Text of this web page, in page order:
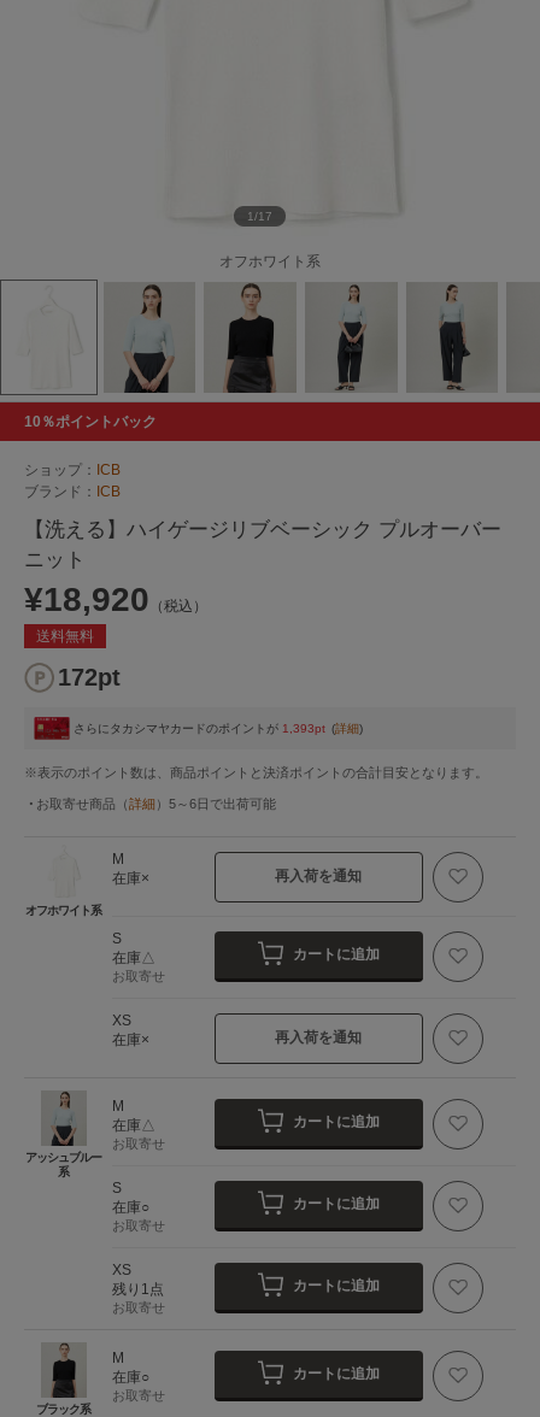
オフホワイト系
1/17
10％ポイントバック
ショップ： ICB
ブランド： ICB
【洗える】ハイゲージリブベーシック プルオーバー
ニット
¥18,920 （税込）
送料無料
172pt
さらにタカシマヤカードのポイントが 1,393pt (詳細)
※表示のポイント数は、商品ポイントと決済ポイントの合計目安となります。
お取寄せ商品 （詳細 ） 5～6日 で出荷可能
オフホワイト系
M
在庫×
再入荷を通知
S
在庫△
お取寄せ
カートに追加
XS
在庫×
再入荷を通知
アッシュブルー
系
M
在庫△
お取寄せ
カートに追加
S
在庫○
お取寄せ
カートに追加
XS
残り1点
お取寄せ
カートに追加
ブラック系
M
在庫○
お取寄せ
カートに追加